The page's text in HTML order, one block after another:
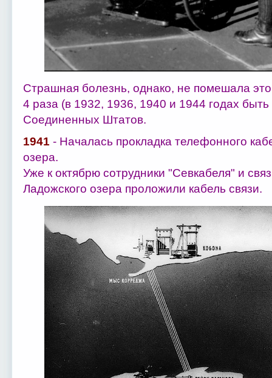
Страшная болезнь, однако, не помешала
4 раза (в 1932, 1936, 1940 и 1944 годах
Соединенных Штатов.
1941 - Началась прокладка телефонного
озера.
Уже к октябрю сотрудники "Севкабеля" и
Ладожского озера проложили кабель связи.